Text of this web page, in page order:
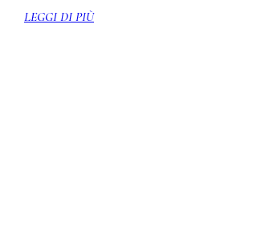
LEGGI DI PIÙ